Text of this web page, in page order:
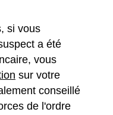
si vous
a été
vous
sur votre
conseillé
de l'ordre